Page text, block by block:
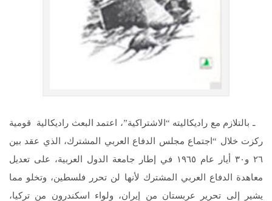
ـ بالتلازم مع راديكاليته “الاشتراكية”، اعتمد البعث راديكالية قومية
ركزت خلال “اجتماع مجلس الدفاع العربي المشترك، الذي عقد بين
٢٦ و٣٠ أيار عام ١٩٦٥ في إطار جامعة الدول العربية، على تعديل
معاهدة الدفاع العربي المشترك لأنها لن تحرر فلسطين، وتخلو مما
يشير إلى تحرير عربستان من إيران، ولواء اسكندرون من تركيا،